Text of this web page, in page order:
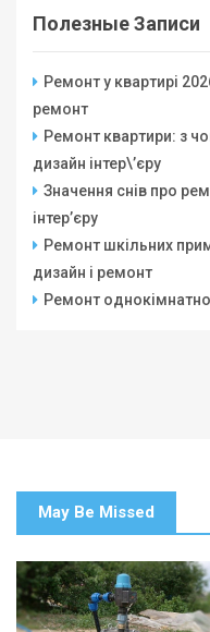
Полезные Записи
Ремонт у квартирі
ремонт
Ремонт квартири: з
дизайн інтер\’єру
Значення снів про
інтер’єру
Ремонт шкільних
дизайн і ремонт
Ремонт
May Be Missed